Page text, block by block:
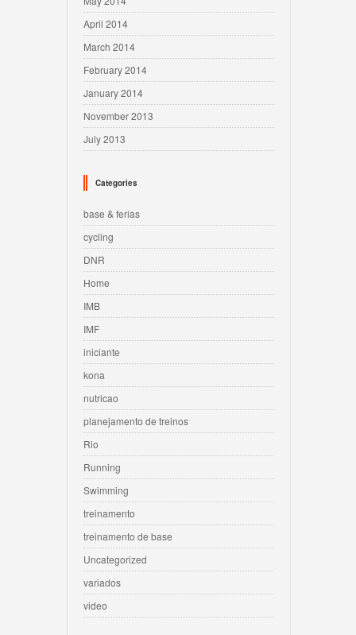
April 2014
March 2014
February 2014
January 2014
November 2013
July 2013
Categories
base & ferias
cycling
DNR
Home
IMB
IMF
iniciante
kona
nutricao
planejamento de treinos
Rio
Running
Swimming
treinamento
treinamento de base
Uncategorized
variados
video